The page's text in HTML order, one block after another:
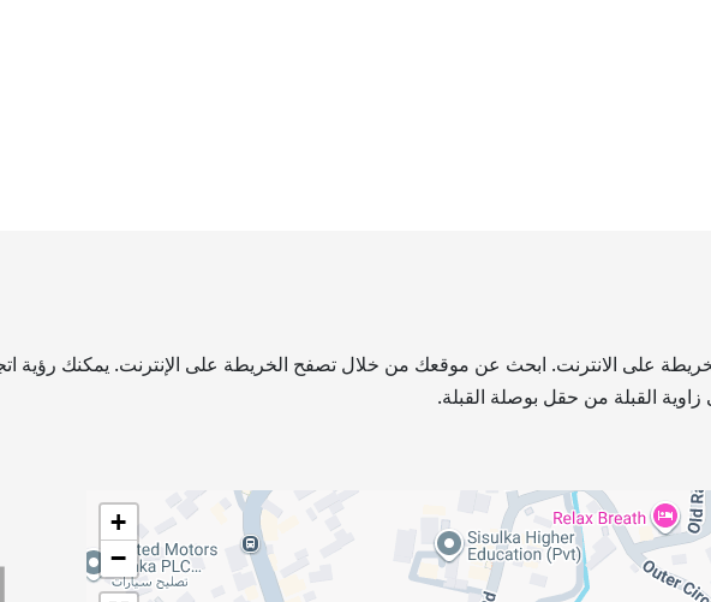
الخريطة على الانترنت. ابحث عن موقعك من خلال تصفح الخريطة على الإنترنت. يمكنك رؤية
القبلة من حقل بوصلة القبلة.
+
−